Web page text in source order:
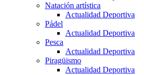
Natación artística
Actualidad Deportiva
Pádel
Actualidad Deportiva
Pesca
Actualidad Deportiva
Piragüismo
Actualidad Deportiva